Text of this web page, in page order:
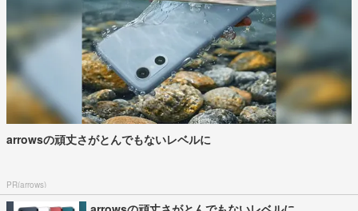
arrowsの頑丈さがとんでもないレベルに
PR(arrows)